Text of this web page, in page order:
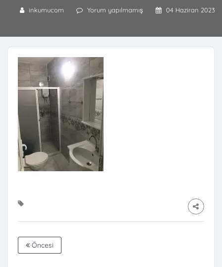
inkumucom Yorum yapılmamış 04 Haziran 2023
Öncesi